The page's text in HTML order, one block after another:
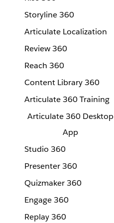
Storyline 360
Articulate Localization
Review 360
Reach 360
Content Library 360
Articulate 360 Training
Articulate 360 Desktop
App
Studio 360
Presenter 360
Quizmaker 360
Engage 360
Replay 360